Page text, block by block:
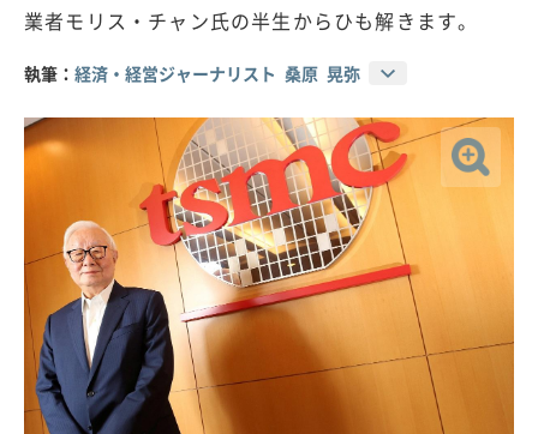
業者モリス・チャン氏の半生からひも解きます。
執筆： 経済・経営ジャーナリスト 桑原 晃弥